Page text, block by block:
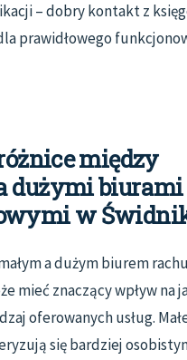
– dobry kontakt z
prawidłowego
między
dużymi biurami
w
a dużym biurem
mieć znaczący wpływ na
oferowanych usług.
się bardziej